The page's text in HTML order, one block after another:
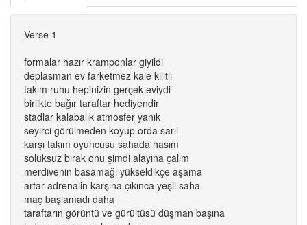
Verse 1
formalar hazır kramponlar giyildi
deplasman ev farketmez kale kilitli
takım ruhu hepinizin gerçek eviydi
birlikte bağır taraftar hediyendir
stadlar kalabalık atmosfer yanık
seyirci görülmeden koyup orda sarıl
karşı takım oyuncusu sahada hasım
soluksuz bırak onu şimdi alayına çalım
merdivenin basamağı yükseldikçe aşama
artar adrenalin karşına çıkınca yeşil saha
maç başlamadı daha
taraftarın görüntü ve gürültüsü düşman başına